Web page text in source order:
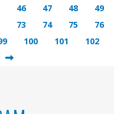
46 47 48 49
73 74 75 76
100 101 102